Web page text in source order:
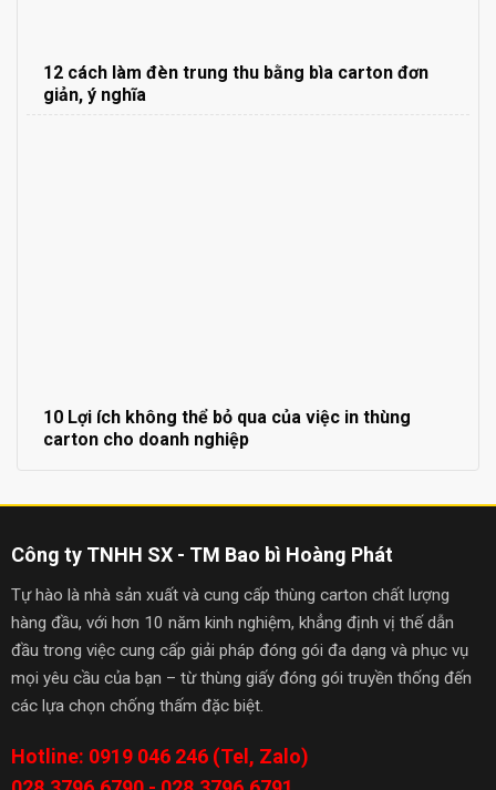
12 cách làm đèn trung thu bằng bìa carton đơn
giản, ý nghĩa
10 Lợi ích không thể bỏ qua của việc in thùng
carton cho doanh nghiệp
Công ty TNHH SX - TM Bao bì Hoàng Phát
Tự hào là nhà sản xuất và cung cấp thùng carton chất lượng
hàng đầu, với hơn 10 năm kinh nghiệm, khẳng định vị thế dẫn
đầu trong việc cung cấp giải pháp đóng gói đa dạng và phục vụ
mọi yêu cầu của bạn – từ thùng giấy đóng gói truyền thống đến
các lựa chọn chống thấm đặc biệt.
Hotline: 0919 046 246 (Tel, Zalo)